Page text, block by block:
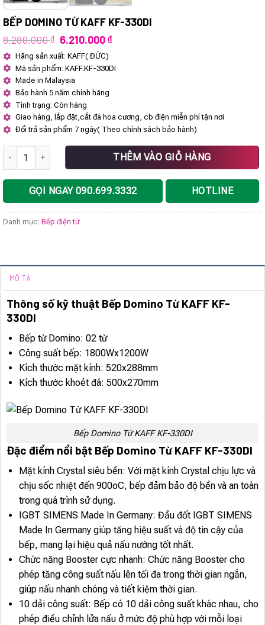
BẾP DOMINO TỪ KAFF KF-330DI
8.280.000₫ Giá
gốc
là:
8.280.000 ₫.
6.210.000₫Giá
là:
Hãng sản xuất: KAFF( ĐỨC)
Mã sản phẩm: KAFF.KF-330DI
Made in Malaysia
Bảo hành 5 năm chính hãng
Tình trạng: Còn hàng
Giao hàng, lắp đặt,cắt đá hoa cương, cb điện miễn phí tận nơi
Đổi trả sản phẩm 7 ngày( Theo chính sách bảo hành)
Bếp Domino Từ KAFF KF-330DI số lượngTHÊM VÀO GIỎ HÀNG
GỌI NGAY 090.699.3332 HOTLINE
Danh mục: Bếp điện từ
MÔ TẢ
Thông số kỹ thuật Bếp Domino Từ KAFF KF-
330DI
Bếp từ Domino: 02 từ
Công suất bếp: 1800Wx1200W
Kích thước mặt kính: 520x288mm
Kích thước khoét đá: 500x270mm
Bếp Domino Từ KAFF KF-330DI
Đặc điểm nổi bật Bếp Domino Từ KAFF KF-330DI
Mặt kính Crystal siêu bền: Với mặt kính Crystal chịu lực và
chịu sốc nhiệt đến 900oC, bếp đảm bảo độ bền và an toàn
trong quá trình sử dụng.
IGBT SIMENS Made In Germany: Đầu đốt IGBT SIMENS
Made In Germany giúp tăng hiệu suất và độ tin cậy của
bếp, mang lại hiệu quả nấu nướng tốt nhất.
Chức năng Booster cực nhanh: Chức năng Booster cho
phép tăng công suất nấu lên tối đa trong thời gian ngắn,
giúp nấu nhanh chóng và tiết kiệm thời gian.
10 dải công suất: Bếp có 10 dải công suất khác nhau, cho
phép điều chỉnh lửa nấu ở mức độ phù hợp với mỗi loại